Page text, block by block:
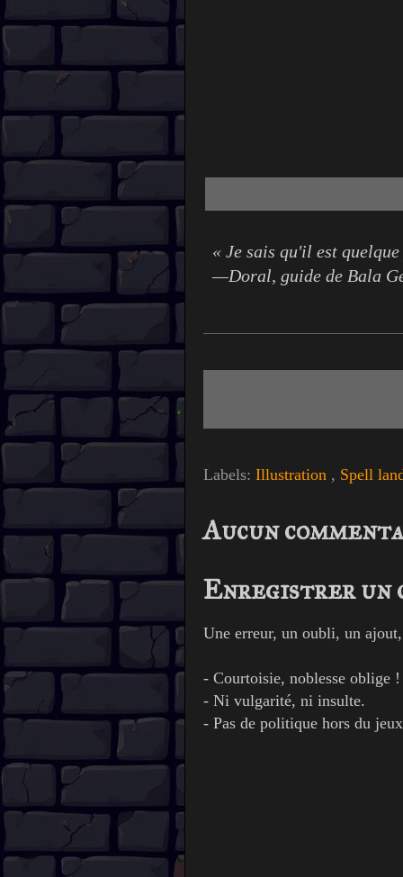
« Je sais qu'il est
—Doral, guide de Bala
Labels: Illustration , Spell
Aucun
Enregistrer un
Une erreur, un oubli, un
- Courtoisie, noblesse oblige !
- Ni vulgarité, ni insulte.
- Pas de politique hors du